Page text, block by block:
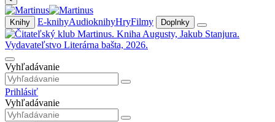
Knihy E-knihyAudioknihyHryFilmy Doplnky
Vyhľadávanie
Prihlásiť
Vyhľadávanie